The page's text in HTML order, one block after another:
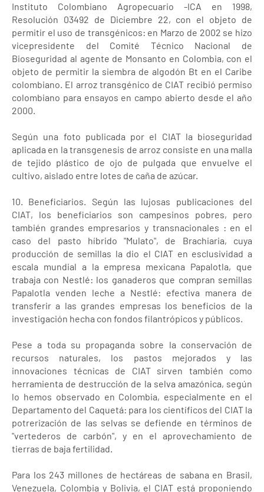
Instituto Colombiano Agropecuario -ICA en 1998,
Resolución 03492 de Diciembre 22, con el objeto de
permitir el uso de transgénicos: en Marzo de 2002 se hizo
vicepresidente del Comité Técnico Nacional de
Bioseguridad al agente de Monsanto en Colombia, con el
objeto de permitir la siembra de algodón Bt en el Caribe
colombiano. El arroz transgénico de CIAT recibió permiso
colombiano para ensayos en campo abierto desde el año
2000.
Según una foto publicada por el CIAT la bioseguridad
aplicada en la transgenesis de arroz consiste en una malla
de tejido plástico de ojo de pulgada que envuelve el
cultivo, aislado entre lotes de caña de azúcar.
10. Beneficiarios. Según las lujosas publicaciones del
CIAT, los beneficiarios son campesinos pobres, pero
también grandes empresarios y transnacionales : en el
caso del pasto híbrido "Mulato", de Brachiaria, cuya
producción de semillas la dio el CIAT en esclusividad a
escala mundial a la empresa mexicana Papalotla, que
trabaja con Nestlé: los ganaderos que compran semillas
Papalotla venden leche a Nestlé: efectiva manera de
transferir a las grandes empresas los beneficios de la
investigación hecha con fondos filantrópicos y públicos.
Pese a toda su propaganda sobre la conservación de
recursos naturales, los pastos mejorados y las
innovaciones técnicas de CIAT sirven también como
herramienta de destrucción de la selva amazónica, según
lo hemos observado en Colombia, especialmente en el
Departamento del Caquetá: para los científicos del CIAT la
potrerización de las selvas se defiende en términos de
"vertederos de carbón", y en el aprovechamiento de
tierras de baja fertilidad.
Para los 243 millones de hectáreas de sabana en Brasil,
Venezuela, Colombia y Bolivia, el CIAT está proponiendo